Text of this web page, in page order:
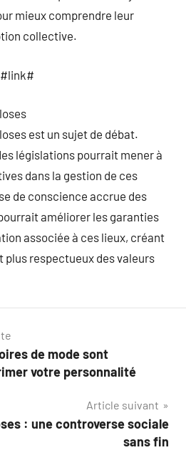
mieux comprendre leur
collective.
#link#
est un sujet de débat.
législations pourrait mener à
dans la gestion de ces
de conscience accrue des
améliorer les garanties
associée à ces lieux, créant
plus respectueux des valeurs
de mode sont
votre personnalité
Article suivant
: une controverse sociale
sans fin